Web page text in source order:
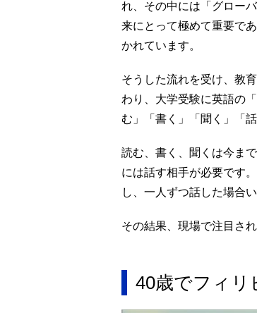
れ、その中には「グロー
来にとって極めて重要で
かれています。
そうした流れを受け、教
わり、大学受験に英語の
む」「書く」「聞く」「話
読む、書く、聞くは今ま
には話す相手が必要です
し、一人ずつ話した場合
その結果、現場で注目さ
40歳でフィリ